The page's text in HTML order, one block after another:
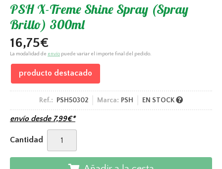
PSH X-Treme Shine Spray (Spray
Brillo) 300ml
16,75€
La modalidad de envío puede variar el importe final del pedido.
producto destacado
Ref.: PSH50302 Marca: PSH EN STOCK
envío desde 7,99€*
Cantidad